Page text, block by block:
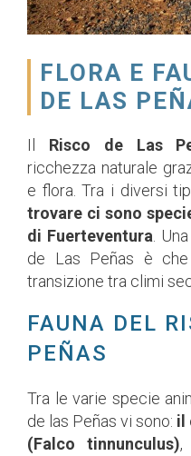
FLORA E
DE LAS
Il Risco de Las
ricchezza naturale
e flora. Tra i diversi
trovare ci sono
di Fuerteventura.
de Las Peñas è
transizione tra climi
FAUNA DEL
PEÑAS
Tra le varie specie
de las Peñas vi sono: il
(Falco tinnunculus),